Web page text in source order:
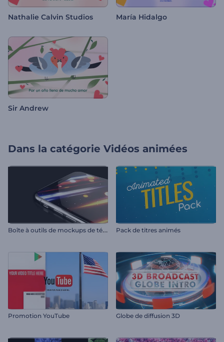
Nathalie Calvin Studios María Hidalgo
Sir Andrew
Dans la catégorie Vidéos animées
B
oîte à outils de mockups de téléphones modernes Pack de titres animés
Promotion YouTube Globe de diffusion 3D